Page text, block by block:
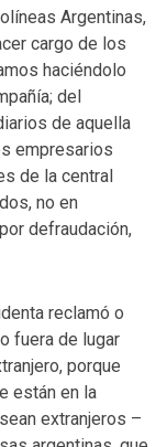
Argentinas,
cargo de los
haciéndolo
del
de aquella
empresarios
de la central
no en
defraudación,
reclamó o
fuera de lugar
porque
están en la
extranjeros –